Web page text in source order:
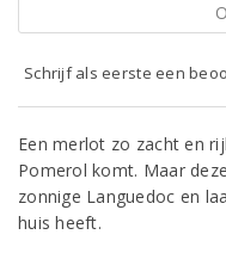
Schrijf als eerste een
Een merlot zo zacht en
Pomerol komt. Maar
zonnige Languedoc en
huis heeft.